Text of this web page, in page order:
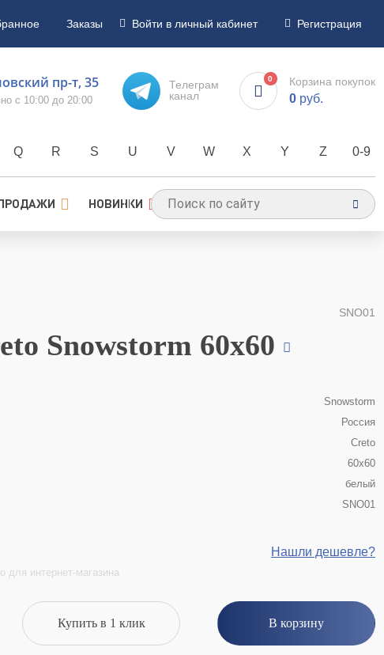
Заказы Войти в личный кабинет Регистрация
пр-т, 35
с 10:00 до 20:00
Телеграм
канал
0 Корзина покупок
0руб.
Q R S U V W X Y Z 0-9
НОВИНКИ
SNO01
Snowstorm 60x60
Snowstorm
Россия
Creto
60x60
белый
SNO01
Нашли дешевле?
для интернет-магазина
Купить в 1 клик В корзину